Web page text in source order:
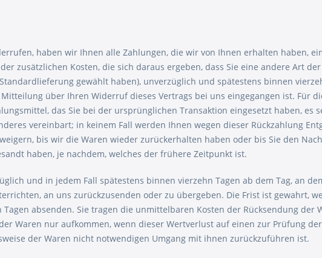
haben wir Ihnen alle Zahlungen, die wir von Ihnen erhalten haben,
zusätzlichen Kosten, die sich daraus ergeben, dass Sie eine andere Art
gewählt haben), unverzüglich und spätestens binnen
über Ihren Widerruf dieses Vertrags bei uns eingegangen ist. Für
das Sie bei der ursprünglichen Transaktion eingesetzt haben, es
vereinbart; in keinem Fall werden Ihnen wegen dieser Rückzahlung
bis wir die Waren wieder zurückerhalten haben oder bis Sie den
haben, je nachdem, welches der frühere Zeitpunkt ist.
und in jedem Fall spätestens binnen vierzehn Tagen ab dem Tag, an
an uns zurückzusenden oder zu übergeben. Die Frist ist gewahrt,
absenden. Sie tragen die unmittelbaren Kosten der Rücksendung der
Waren nur aufkommen, wenn dieser Wertverlust auf einen zur Prüfung
der Waren nicht notwendigen Umgang mit ihnen zurückzuführen ist.